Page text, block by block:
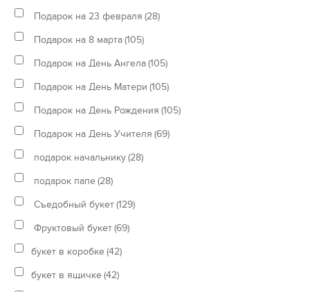
Подарок на 23 февраля (28)
Подарок на 8 марта(105)
Подарок на День Ангела(105)
Подарок на День Матери (105)
Подарок на День Рождения (105)
Подарок на День Учителя (69)
подарок начальнику(28)
подарок папе(28)
Съедобный букет(129)
Фруктовый букет(69)
букет в коробке(42)
букет в ящичке(42)